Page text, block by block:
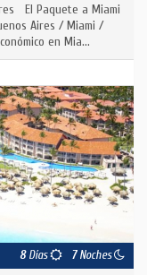
El Paquete a Miami
Aires / Miami /
en Mia...
8Días 7Noches